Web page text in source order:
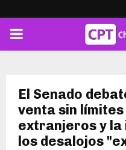
PRIMARY
El Senado
venta sin
extranjeros y la
los desalojos